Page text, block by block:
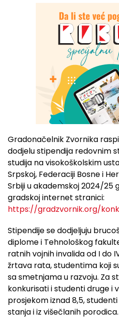
Gradonačelnik Zvornika
dodjelu stipendija redovnim
studija na visokoškolskim
Srpskoj, Federaciji Bosne i
Srbiji u akademskoj 2024/25
gradskoj internet stranici:
https://gradzvornik.org/
Stipendije se dodjeljuju
diplome i Tehnološkog
ratnih vojnih invalida od I do
žrtava rata, studentima koji
sa smetnjama u razvoju. Za
konkurisati i studenti druge i
prosjekom iznad 8,5,
stanja i iz višečlanih porodica.